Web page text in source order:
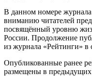
В данном номере
вниманию читателей
посвящённый уровню
России. Продолжение
из журнала «Рейтинги»
Опубликованные ранее
размещены в